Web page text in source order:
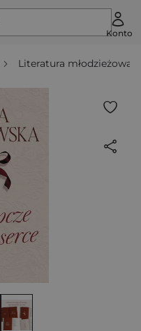
Konto
Literatura młodzieżowa